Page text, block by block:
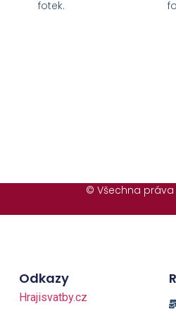
fotek.
© Všechna
Odkazy
Hrajisvatby.cz